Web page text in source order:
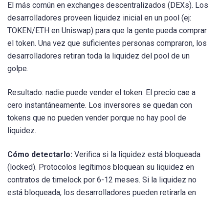
El más común en exchanges descentralizados (DEXs). Los
desarrolladores proveen liquidez inicial en un pool (ej:
TOKEN/ETH en Uniswap) para que la gente pueda comprar
el token. Una vez que suficientes personas compraron, los
desarrolladores retiran toda la liquidez del pool de un
golpe.
Resultado: nadie puede vender el token. El precio cae a
cero instantáneamente. Los inversores se quedan con
tokens que no pueden vender porque no hay pool de
liquidez.
Cómo detectarlo: Verifica si la liquidez está bloqueada
(locked). Protocolos legítimos bloquean su liquidez en
contratos de timelock por 6-12 meses. Si la liquidez no
está bloqueada, los desarrolladores pueden retirarla en